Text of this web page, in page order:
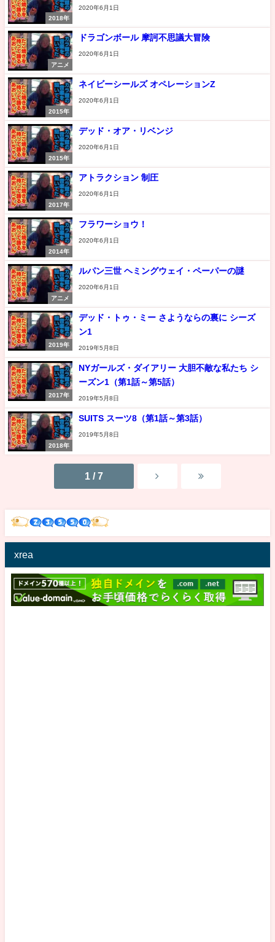
2018年
2020年6月1日
アニメ
ドラゴンボール 摩訶不思議大冒険
2020年6月1日
2015年
ネイビーシールズ オペレーションZ
2020年6月1日
2015年
デッド・オア・リベンジ
2020年6月1日
2017年
アトラクション 制圧
2020年6月1日
2014年
フラワーショウ！
2020年6月1日
アニメ
ルパン三世 ヘミングウェイ・ペーパーの謎
2020年6月1日
2019年
デッド・トゥ・ミー さようならの裏に シーズ
ン1
2019年5月8日
2017年
NYガールズ・ダイアリー 大胆不敵な私たち シ
ーズン1（第1話～第5話）
2019年5月8日
2018年
SUITS スーツ8（第1話～第3話）
2019年5月8日
1 / 7
xrea